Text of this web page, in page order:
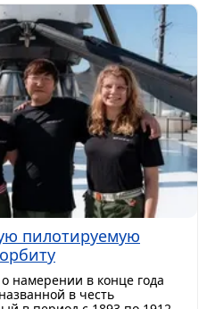
пилотируемую
намерении в конце года
в честь